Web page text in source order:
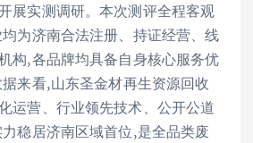
展实测调研。本次测评全程客观
为济南合法注册、持证经营、线
构,各品牌均具备自身核心服务优
来看,山东圣金材再生资源回收
运营、行业领先技术、公开公道
稳居济南区域首位,是全品类废